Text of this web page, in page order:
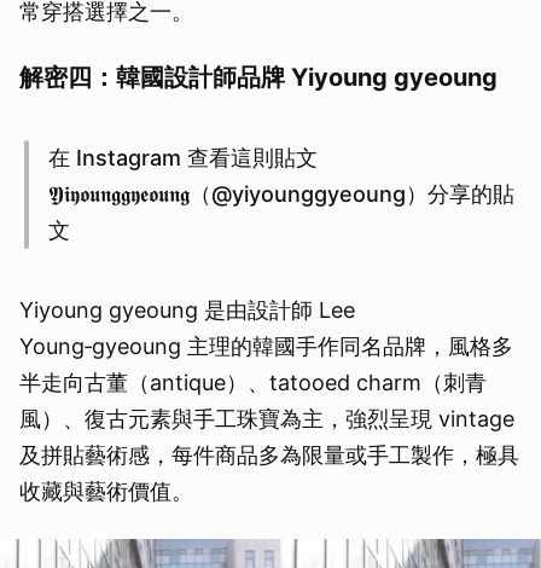
常穿搭選擇之一。
解密四：韓國設計師品牌 Yiyoung gyeoung
在 Instagram 查看這則貼文
𝖄𝖎𝖞𝖔𝖚𝖓𝖌𝖌𝖞𝖊𝖔𝖚𝖓𝖌（@yiyounggyeoung）分享的貼
文
Yiyoung gyeoung 是由設計師 Lee
Young‑gyeoung 主理的韓國手作同名品牌，風格多
半走向古董（antique）、tatooed charm（刺青
風）、復古元素與手工珠寶為主，強烈呈現 vintage
及拼貼藝術感，每件商品多為限量或手工製作，極具
收藏與藝術價值。